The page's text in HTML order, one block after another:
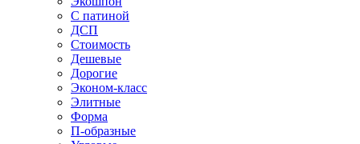
С патиной
ДСП
Стоимость
Дешевые
Дорогие
Эконом-класс
Элитные
Форма
П-образные